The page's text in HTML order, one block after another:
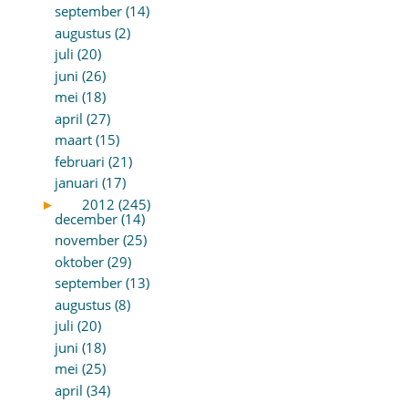
september (14)
augustus (2)
juli (20)
juni (26)
mei (18)
april (27)
maart (15)
februari (21)
januari (17)
►
2012 (245)
december (14)
november (25)
oktober (29)
september (13)
augustus (8)
juli (20)
juni (18)
mei (25)
april (34)